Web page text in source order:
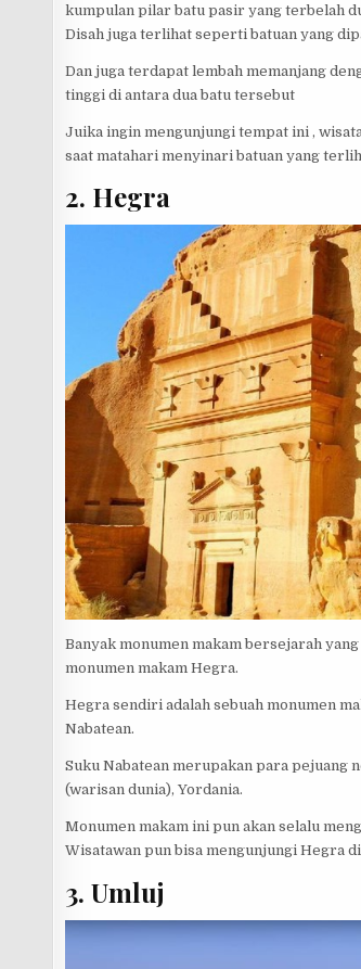
kumpulan pilar batu pasir yang terbelah
Disah juga terlihat seperti batuan yang
Dan juga terdapat lembah memanjang
tinggi di antara dua batu tersebut
Juika ingin mengunjungi tempat ini ,
saat matahari menyinari batuan yang
2. Hegra
Banyak monumen makam bersejarah
monumen makam Hegra.
Hegra sendiri adalah sebuah monumen
Nabatean.
Suku Nabatean merupakan para pejuang
(warisan dunia), Yordania.
Monumen makam ini pun akan selalu
Wisatawan pun bisa mengunjungi Hegra
3. Umluj